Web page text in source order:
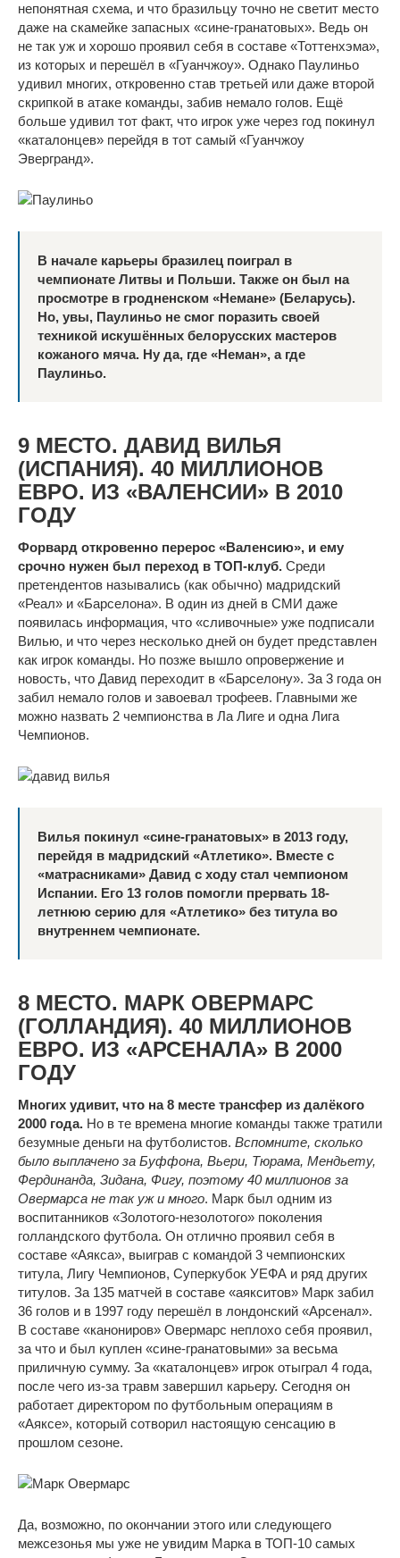
непонятная схема, и что бразильцу точно не светит место
даже на скамейке запасных «сине-гранатовых». Ведь он
не так уж и хорошо проявил себя в составе «Тоттенхэма»,
из которых и перешёл в «Гуанчжоу». Однако Паулиньо
удивил многих, откровенно став третьей или даже второй
скрипкой в атаке команды, забив немало голов. Ещё
больше удивил тот факт, что игрок уже через год покинул
«каталонцев» перейдя в тот самый «Гуанчжоу
Эвергранд».
В начале карьеры бразилец поиграл в
чемпионате Литвы и Польши. Также он был на
просмотре в гродненском «Немане» (Беларусь).
Но, увы, Паулиньо не смог поразить своей
техникой искушённых белорусских мастеров
кожаного мяча. Ну да, где «Неман», а где
Паулиньо.
9 МЕСТО. ДАВИД ВИЛЬЯ
(ИСПАНИЯ). 40 МИЛЛИОНОВ
ЕВРО. ИЗ «ВАЛЕНСИИ» В 2010
ГОДУ
Форвард откровенно перерос «Валенсию», и ему
срочно нужен был переход в ТОП-клуб. Среди
претендентов назывались (как обычно) мадридский
«Реал» и «Барселона». В один из дней в СМИ даже
появилась информация, что «сливочные» уже подписали
Вилью, и что через несколько дней он будет представлен
как игрок команды. Но позже вышло опровержение и
новость, что Давид переходит в «Барселону». За 3 года он
забил немало голов и завоевал трофеев. Главными же
можно назвать 2 чемпионства в Ла Лиге и одна Лига
Чемпионов.
Вилья покинул «сине-гранатовых» в 2013 году,
перейдя в мадридский «Атлетико». Вместе с
«матрасниками» Давид с ходу стал чемпионом
Испании. Его 13 голов помогли прервать 18-
летнюю серию для «Атлетико» без титула во
внутреннем чемпионате.
8 МЕСТО. МАРК ОВЕРМАРС
(ГОЛЛАНДИЯ). 40 МИЛЛИОНОВ
ЕВРО. ИЗ «АРСЕНАЛА» В 2000
ГОДУ
Многих удивит, что на 8 месте трансфер из далёкого
2000 года. Но в те времена многие команды также тратили
безумные деньги на футболистов. Вспомните, сколько
было выплачено за Буффона, Вьери, Тюрама, Мендьету,
Фердинанда, Зидана, Фигу, поэтому 40 миллионов за
Овермарса не так уж и много. Марк был одним из
воспитанников «Золотого-незолотого» поколения
голландского футбола. Он отлично проявил себя в
составе «Аякса», выиграв с командой 3 чемпионских
титула, Лигу Чемпионов, Суперкубок УЕФА и ряд других
титулов. За 135 матчей в составе «аякситов» Марк забил
36 голов и в 1997 году перешёл в лондонский «Арсенал».
В составе «канониров» Овермарс неплохо себя проявил,
за что и был куплен «сине-гранатовыми» за весьма
приличную сумму. За «каталонцев» игрок отыграл 4 года,
после чего из-за травм завершил карьеру. Сегодня он
работает директором по футбольным операциям в
«Аяксе», который сотворил настоящую сенсацию в
прошлом сезоне.
Да, возможно, по окончании этого или следующего
межсезонья мы уже не увидим Марка в ТОП-10 самых